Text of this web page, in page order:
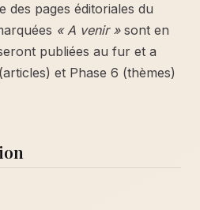
des pages éditoriales du
« A venir »sont en
publiées au fur et a
et Phase 6 (thèmes)